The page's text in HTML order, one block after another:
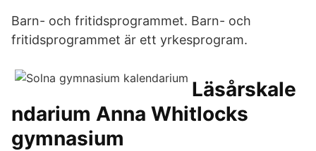
Barn- och fritidsprogrammet. Barn- och
fritidsprogrammet är ett yrkesprogram.
Läsårskale
ndarium Anna Whitlocks
gymnasium